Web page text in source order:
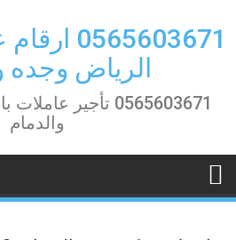
content
الرياض وجده
0565603671 تأجير
والدمام